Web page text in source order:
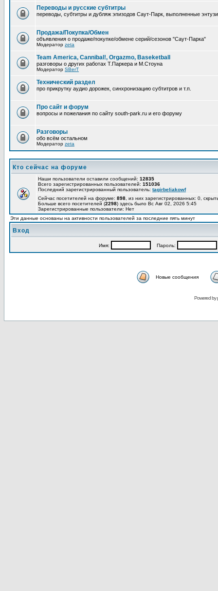
Переводы и русские субтитры
переводы, субтитры и дубляж эпизодов Саут-Парк, выполненные
Продажа/Покупка/Обмен
объявления о продаже/покупке/обмене серий/сезонов "Саут-Парка"
Модератор zeta
Team America, Cannibal!, Orgazmo, Baseketball
разговоры о других работах Т.Паркера и М.Стоуна
Модератор SBerT
Технический раздел
про прикрутку аудио дорожек, синхронизацию субтитров и т.п.
Про сайт и форум
вопросы и пожелания по сайту south-park.ru и его форуму
Pазговоры
обо всём остальном
Модератор zeta
Кто сейчас на форуме
Наши пользователи оставили сообщений: 12835
Всего зарегистрированных пользователей: 151036
Последний зарегистрированный пользователь: tagirbeliakowf
Сейчас посетителей на форуме: 898 , из них зарегистрированных: 0,
Больше всего посетителей (2298) здесь было Вс Авг 02, 2026 5:45
Зарегистрированные пользователи: Нет
Эти данные основаны на активности пользователей за последние пять минут
Вход
Имя: Пароль:
Новые сообщения
Powered by